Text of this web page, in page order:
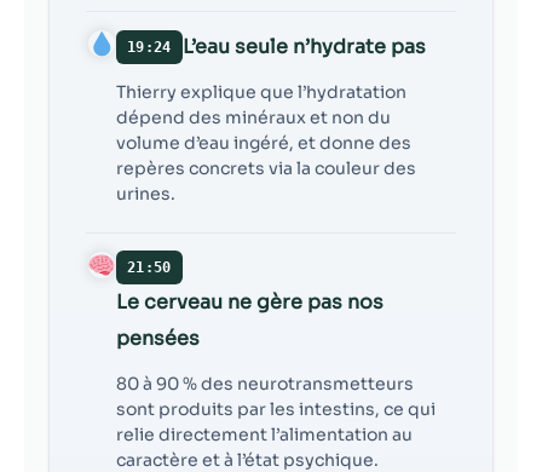
19:24 L’eau seule n’hydrate pas
Thierry explique que l’hydratation
dépend des minéraux et non du
volume d’eau ingéré, et donne des
repères concrets via la couleur des
urines.
21:50
Le cerveau ne gère pas nos
pensées
80 à 90 % des neurotransmetteurs
sont produits par les intestins, ce qui
relie directement l’alimentation au
caractère et à l’état psychique.